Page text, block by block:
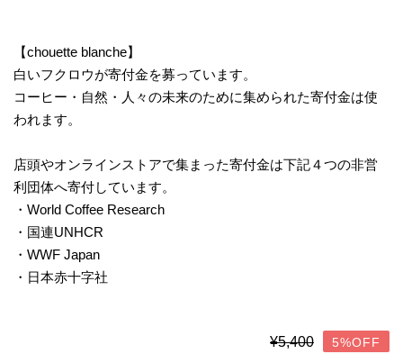
【chouette blanche】
白いフクロウが寄付金を募っています。
コーヒー・自然・人々の未来のために集められた寄付金は使
われます。
店頭やオンラインストアで集まった寄付金は下記４つの非営
利団体へ寄付しています。
・World Coffee Research
・国連UNHCR
・WWF Japan
・日本赤十字社
¥5,400 5%OFF